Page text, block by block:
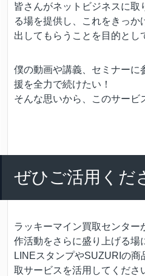
皆さんがネットビジネスに取
る場を提供し、これをきっか
出してもらうことを目的とし
僕の動画や講義、セミナーに
援を全力で続けたい！
そんな思いから、このサービ
ぜひご活用くだ
ラッキーマイン買取センター
作活動をさらに盛り上げる場
LINEスタンプやSUZURIの
取サービスを活用してくださ